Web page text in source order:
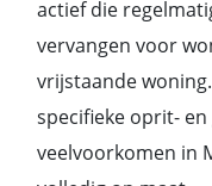
actief die
vervangen voor
vrijstaande
specifieke oprit-
veelvoorkomen in